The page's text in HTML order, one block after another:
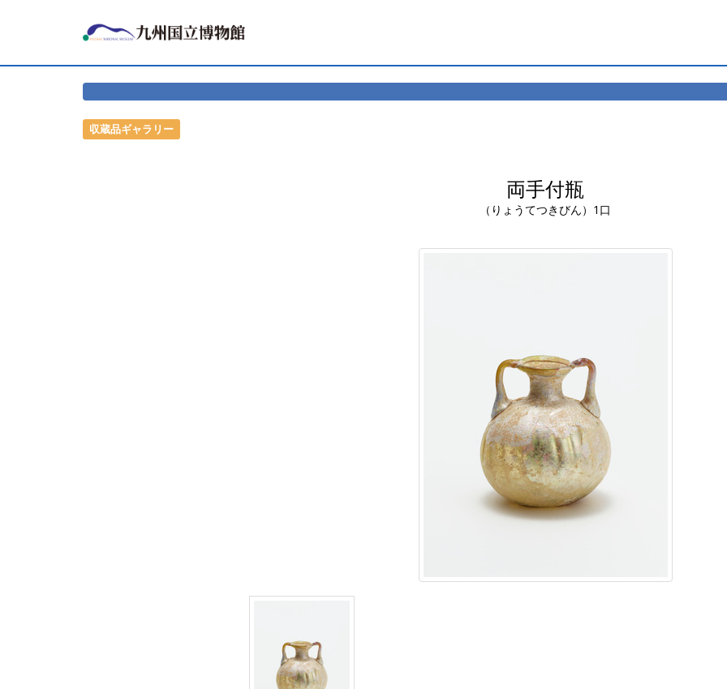
収蔵品ギャラリー
両手付瓶
（りょうてつきびん）1口